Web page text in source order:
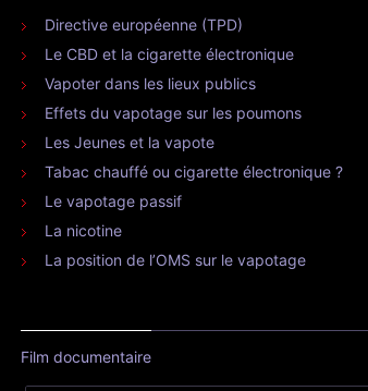
Directive européenne (TPD)
Le CBD et la cigarette électronique
Vapoter dans les lieux publics
Effets du vapotage sur les poumons
Les Jeunes et la vapote
Tabac chauffé ou cigarette électronique ?
Le vapotage passif
La nicotine
La position de l’OMS sur le vapotage
Film documentaire